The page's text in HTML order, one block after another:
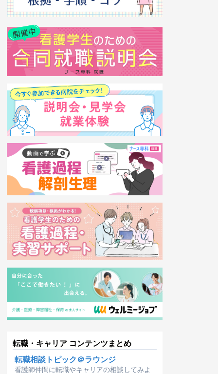
転職・キャリア コンテンツまとめ
転職相談トピック＠ラウンジ
看護師仲間に転職やキャリアの相談してみよ